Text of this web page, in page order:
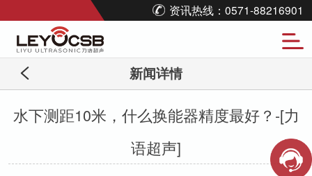
资讯热线：0571-88216901
新闻详情
水下测距10米，什么换能器精度最好？-[力
语超声]